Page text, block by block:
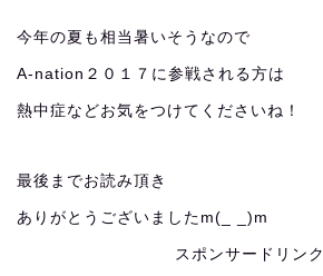
今年の夏も相当暑いそうなので
A-nation２０１７に参戦される方は
熱中症などお気をつけてくださいね！
最後までお読み頂き
ありがとうございましたm(_ _)m
スポンサードリンク